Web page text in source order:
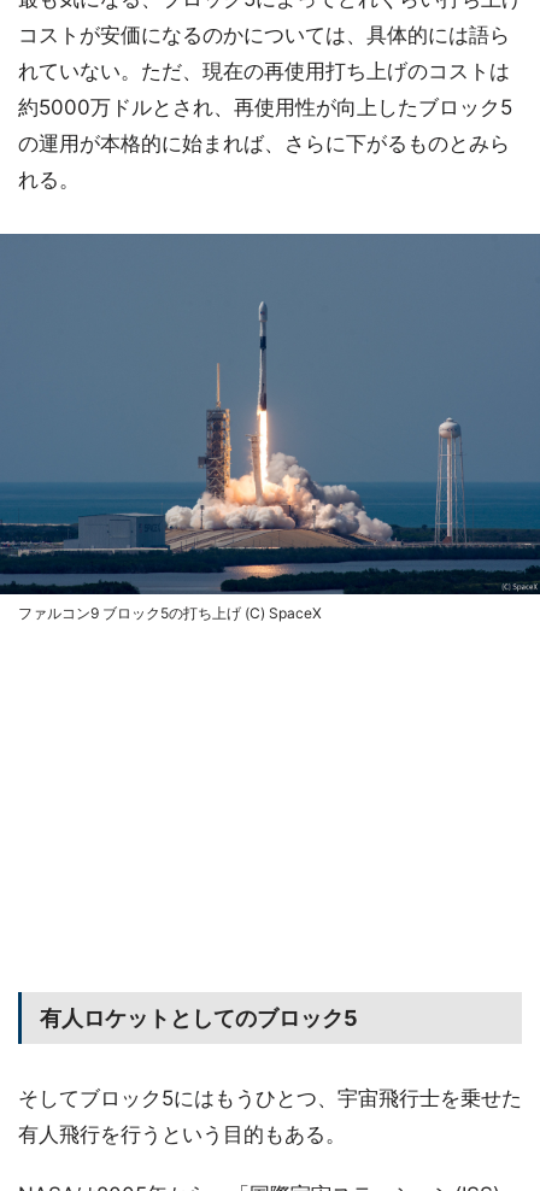
コストが安価になるのかについては、具体的には語ら
れていない。ただ、現在の再使用打ち上げのコストは
約5000万ドルとされ、再使用性が向上したブロック5
の運用が本格的に始まれば、さらに下がるものとみら
れる。
ファルコン9 ブロック5の打ち上げ (C) SpaceX
有人ロケットとしてのブロック5
そしてブロック5にはもうひとつ、宇宙飛行士を乗せた
有人飛行を行うという目的もある。